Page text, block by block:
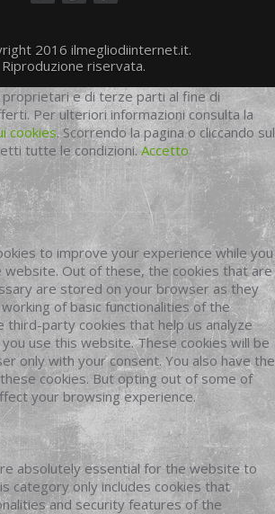
2016 ilmegliodiinternet.it.
Riproduzione riservata.
proprietari e di terze parti al fine di
Per ulteriori informazioni consulta la
cookies. Scorrendo la pagina o cliccando sul
tutte le condizioni.Accetto
to improve your experience while you
website. Out of these, the cookies that are
are stored on your browser as they
of basic functionalities of the
third-party cookies that help us analyze
use this website. These cookies will be
only with your consent. You also have the
cookies. But opting out of some of
your browsing experience.
absolutely essential for the website to
category only includes cookies that
and security features of the